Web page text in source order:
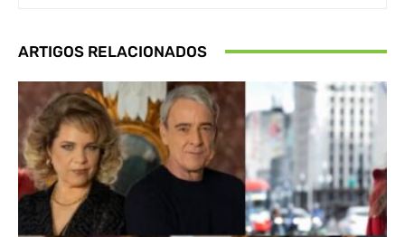
ARTIGOS RELACIONADOS